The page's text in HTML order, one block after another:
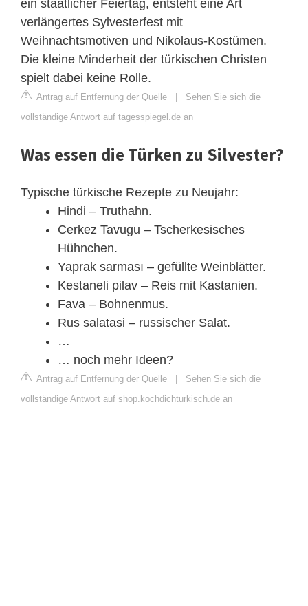
ein staatlicher Feiertag, entsteht eine Art
verlängertes Sylvesterfest mit
Weihnachtsmotiven und Nikolaus-Kostümen.
Die kleine Minderheit der türkischen Christen
spielt dabei keine Rolle.
Antrag auf Entfernung der Quelle | Sehen Sie sich die
vollständige Antwort auf tagesspiegel.de an
Was essen die Türken zu Silvester?
Typische türkische Rezepte zu Neujahr:
Hindi – Truthahn.
Cerkez Tavugu – Tscherkesisches
Hühnchen.
Yaprak sarması – gefüllte Weinblätter.
Kestaneli pilav – Reis mit Kastanien.
Fava – Bohnenmus.
Rus salatasi – russischer Salat.
…
… noch mehr Ideen?
Antrag auf Entfernung der Quelle | Sehen Sie sich die
vollständige Antwort auf shop.kochdichturkisch.de an